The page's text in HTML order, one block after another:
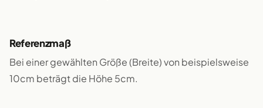
Referenzmaß
Bei einer gewählten Größe (Breite) von beispielsweise
10cm beträgt die Höhe 5cm.